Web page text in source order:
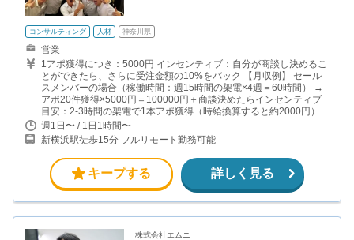
コンサルティング 人材 神奈川県
営業
1アポ獲得につき：5000円 インセンティブ：自分が商談し決めるこ
とができたら、さらに受注金額の10%をバック 【月収例】 セール
スメンバーの場合（稼働時間：週15時間の架電×4週＝60時間） →
アポ20件獲得×5000円＝100000円＋商談決めたらインセンティブ
目安：2-3時間の架電で1本アポ獲得（時給換算すると約2000円）
週1日〜 / 1日1時間〜
新横浜駅徒歩15分 フルリモート勤務可能
キープする 詳しく見る
株式会社エムニ